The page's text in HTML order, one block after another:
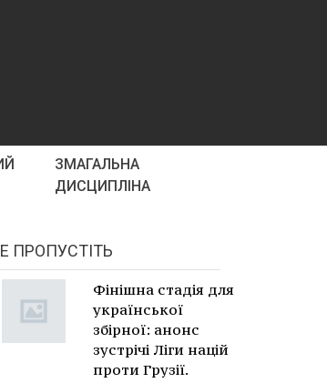
ЗМАГАЛЬНА
ДИСЦИПЛІНА
ПРОПУСТІТЬ
Фінішна стадія для
української
збірної: анонс
зустрічі Ліги націй
проти Грузії.